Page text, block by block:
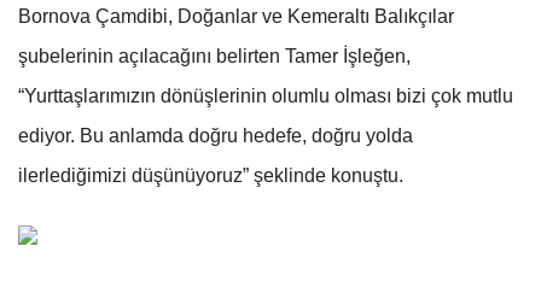
Bornova Çamdibi, Doğanlar ve Kemeraltı Balıkçılar
şubelerinin açılacağını belirten Tamer İşleğen,
“Yurttaşlarımızın dönüşlerinin olumlu olması bizi çok mutlu
ediyor. Bu anlamda doğru hedefe, doğru yolda
ilerlediğimizi düşünüyoruz” şeklinde konuştu.